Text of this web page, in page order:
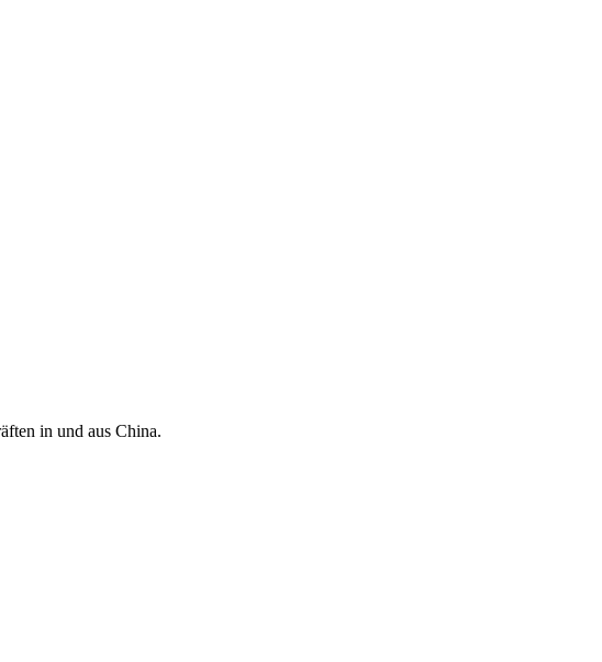
in und aus China.